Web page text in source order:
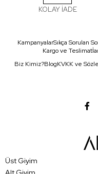
KOLAY İADE
KampanyalarSıkça Sorulan
Kargo ve Teslimat
Biz Kimiz?BlogKVKK ve
Üst Giyim